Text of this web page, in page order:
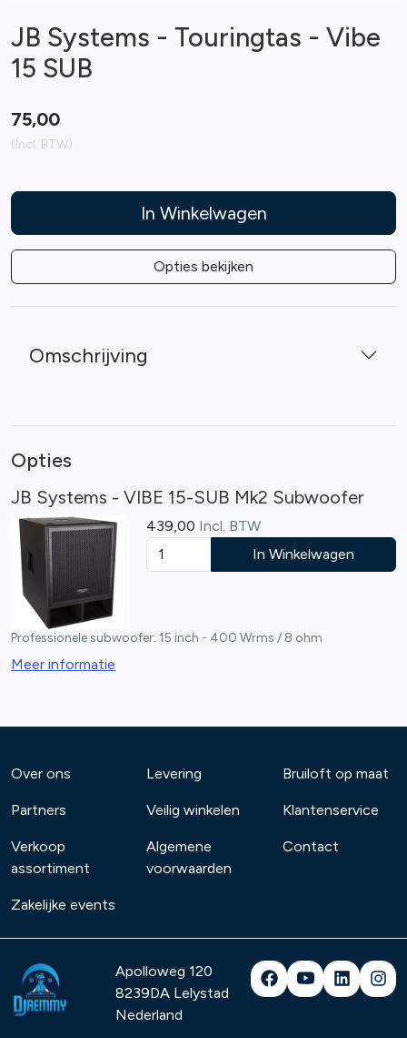
JB Systems - Touringtas - Vibe
15 SUB
75,00
(Incl. BTW)
In Winkelwagen
Opties bekijken
Omschrijving
Opties
JB Systems - VIBE 15-SUB Mk2 Subwoofer
439,00 Incl. BTW
In Winkelwagen
Professionele subwoofer: 15 inch - 400 Wrms / 8 ohm
Meer informatie
Over ons
Partners
Verkoop
assortiment
Zakelijke events
Levering
Veilig winkelen
Algemene
voorwaarden
Bruiloft op maat
Klantenservice
Contact
Apolloweg 120
8239DA Lelystad
Nederland